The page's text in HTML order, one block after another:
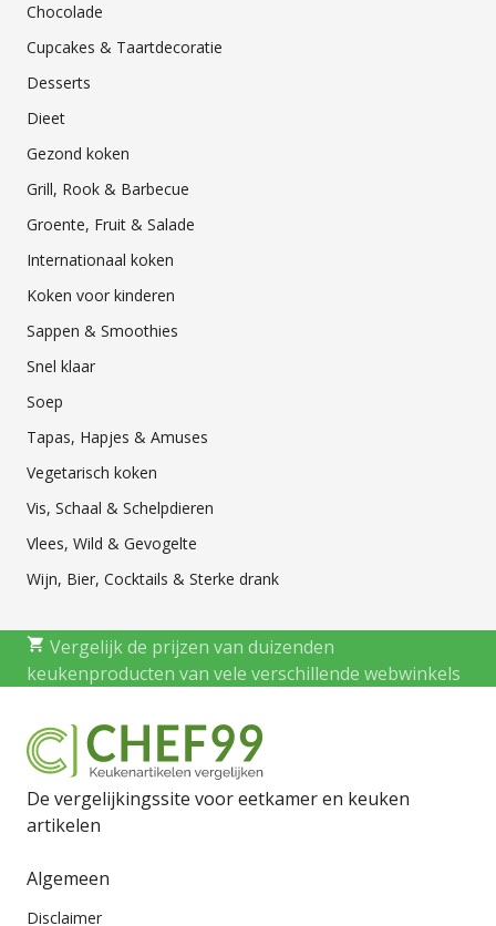
Chocolade
Cupcakes & Taartdecoratie
Desserts
Dieet
Gezond koken
Grill, Rook & Barbecue
Groente, Fruit & Salade
Internationaal koken
Koken voor kinderen
Sappen & Smoothies
Snel klaar
Soep
Tapas, Hapjes & Amuses
Vegetarisch koken
Vis, Schaal & Schelpdieren
Vlees, Wild & Gevogelte
Wijn, Bier, Cocktails & Sterke drank
Vergelijk de prijzen van duizenden
keukenproducten van vele verschillende webwinkels
De vergelijkingssite voor eetkamer en keuken
artikelen
Algemeen
Disclaimer